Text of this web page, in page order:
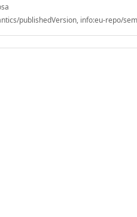
publishedVersion, info:eu-repo/